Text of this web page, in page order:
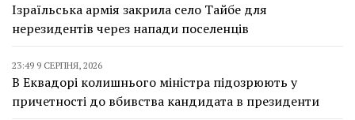
Ізраїльська армія закрила село Тайбе для
нерезидентів через напади поселенців
23:49 9 СЕРПНЯ, 2026
В Еквадорі колишнього міністра підозрюють у
причетності до вбивства кандидата в президенти